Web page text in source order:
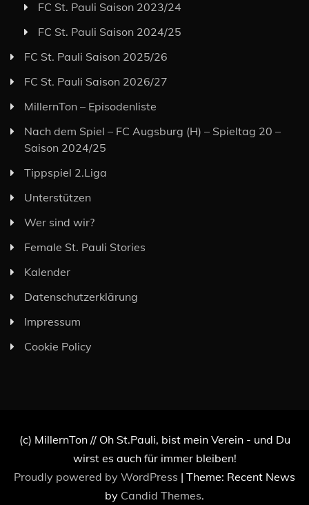
FC St. Pauli Saison 2023/24
FC St. Pauli Saison 2024/25
FC St. Pauli Saison 2025/26
FC St. Pauli Saison 2026/27
MillernTon – Episodenliste
Nach dem Spiel – FC Augsburg (H) – Spieltag 20 –
Saison 2024/25
Tippspiel 2.Liga
Unterstützen
Wer sind wir?
Female St. Pauli Stories
Kalender
Datenschutzerklärung
Impressum
Cookie Policy
(c) MillernTon // Oh St.Pauli, bist mein Verein - und Du
wirst es auch für immer bleiben!
Proudly powered by WordPress | Theme: Recent News
by Candid Themes.